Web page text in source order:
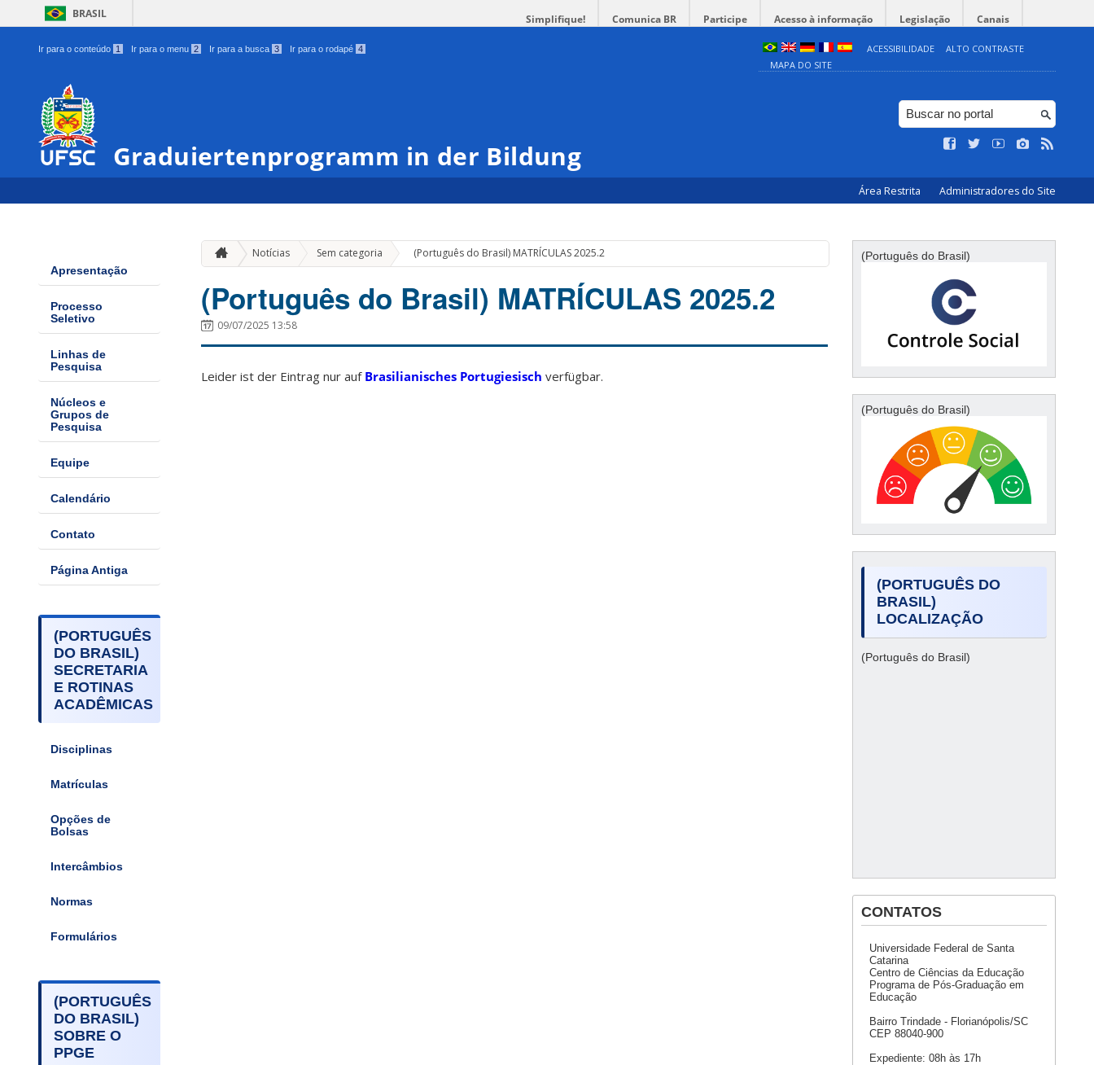
BRASIL Simplifique! Comunica BR Participe Acesso à informação Legislação Canais
Ir para o conteúdo 1 Ir para o menu 2 Ir para a busca 3 Ir para o rodapé 4 ACESSIBILIDADE
ALTO CONTRASTE
MAPA DO SITE
Graduiertenprogramm in der Bildung
Área Restrita Administradores do Site
Apresentação
Processo
Seletivo
Linhas de
Pesquisa
Núcleos e
Grupos de
Pesquisa
Equipe
Calendário
Contato
Página Antiga
(PORTUGUÊS
DO BRASIL)
SECRETARIA
E ROTINAS
ACADÊMICAS
Disciplinas
Matrículas
Opções de
Bolsas
Intercâmbios
Normas
Formulários
(PORTUGUÊS
DO BRASIL)
SOBRE O
PPGE
Notícias Sem categoria » (Português do Brasil) MATRÍCULAS 2025.2
(Português do Brasil) MATRÍCULAS 2025.2
09/07/2025 13:58
Leider ist der Eintrag nur auf Brasilianisches Portugiesisch verfügbar.
(Português do Brasil)
(Português do Brasil)
(PORTUGUÊS DO
BRASIL)
LOCALIZAÇÃO
(Português do Brasil)
CONTATOS
Universidade Federal de Santa
Catarina
Centro de Ciências da Educação
Programa de Pós-Graduação em
Educação
Bairro Trindade - Florianópolis/SC
CEP 88040-900
Expediente: 08h às 17h